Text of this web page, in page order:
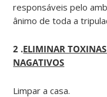
responsáveis pelo
ânimo de toda a
2 .ELIMINAR
NAGATIVOS
Limpar a casa.